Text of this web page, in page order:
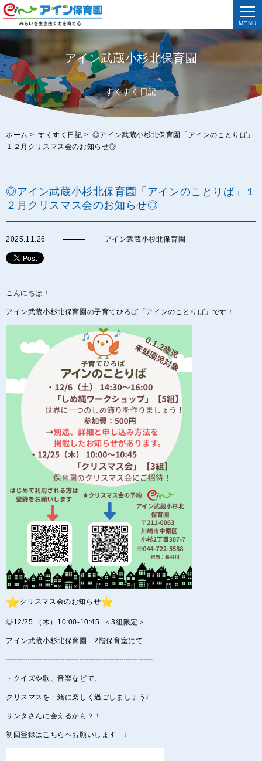
MENU
アイン武蔵小杉北保育園
すくすく日記
ホーム > すくすく日記 > ◎アイン武蔵小杉北保育園「アインのことりば」
１２月クリスマス会のお知らせ◎
◎アイン武蔵小杉北保育園「アインのことりば」１
２月クリスマス会のお知らせ◎
2025.11.26 アイン武蔵小杉北保育園
こんにちは！
アイン武蔵小杉北保育園の子育てひろば「アインのことりば」です！
︎クリスマス会のお知らせ
◎12/25 （木）10:00-10:45 ＜3組限定＞
アイン武蔵小杉北保育園 2階保育室にて
┈┈┈┈┈┈┈┈┈┈┈┈┈┈┈┈┈┈┈┈
・クイズや歌、音楽などで、
クリスマスを一緒に楽しく過ごしましょう♩
サンタさんに会えるかも？！
初回登録はこちらへお願いします ↓